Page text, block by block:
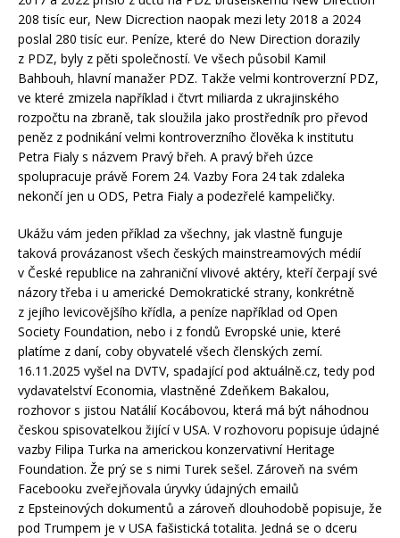
208 tisíc eur, New Dicrection naopak mezi lety 2018 a 2024
poslal 280 tisíc eur. Peníze, které do New Direction dorazily
z PDZ, byly z pěti společností. Ve všech působil Kamil
Bahbouh, hlavní manažer PDZ. Takže velmi kontroverzní PDZ,
ve které zmizela například i čtvrt miliarda z ukrajinského
rozpočtu na zbraně, tak sloužila jako prostředník pro převod
peněz z podnikání velmi kontroverzního člověka k institutu
Petra Fialy s názvem Pravý břeh. A pravý břeh úzce
spolupracuje právě Forem 24. Vazby Fora 24 tak zdaleka
nekončí jen u ODS, Petra Fialy a podezřelé kampeličky.
Ukážu vám jeden příklad za všechny, jak vlastně funguje
taková provázanost všech českých mainstreamových médií
v České republice na zahraniční vlivové aktéry, kteří čerpají své
názory třeba i u americké Demokratické strany, konkrétně
z jejího levicovějšího křídla, a peníze například od Open
Society Foundation, nebo i z fondů Evropské unie, které
platíme z daní, coby obyvatelé všech členských zemí.
16.11.2025 vyšel na DVTV, spadající pod aktuálně.cz, tedy pod
vydavatelství Economia, vlastněné Zdeňkem Bakalou,
rozhovor s jistou Natálií Kocábovou, která má být náhodnou
českou spisovatelkou žijící v USA. V rozhovoru popisuje údajné
vazby Filipa Turka na americkou konzervativní Heritage
Foundation. Že prý se s nimi Turek sešel. Zároveň na svém
Facebooku zveřejňovala úryvky údajných emailů
z Epsteinových dokumentů a zároveň dlouhodobě popisuje, že
pod Trumpem je v USA fašistická totalita. Jedná se o dceru